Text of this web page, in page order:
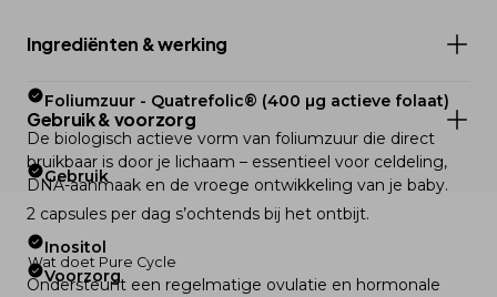
Ingrediënten & werking
Foliumzuur - Quatrefolic® (400 µg actieve folaat)
De biologisch actieve vorm van foliumzuur die direct
bruikbaar is door je lichaam – essentieel voor celdeling,
DNA-aanmaak en de vroege ontwikkeling van je baby.
Inositol
Ondersteunt een regelmatige ovulatie en hormonale
Gebruik
2 capsules per dag s’ochtends bij het ontbijt.
Voorzorg
Wat doet Pure Cycle